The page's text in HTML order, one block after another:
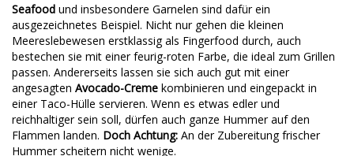
Seafood und insbesondere Garnelen sind dafür ein
ausgezeichnetes Beispiel. Nicht nur gehen die kleinen
Meereslebewesen erstklassig als Fingerfood durch, auch
bestechen sie mit einer feurig-roten Farbe, die ideal zum Grillen
passen. Andererseits lassen sie sich auch gut mit einer
angesagten Avocado-Creme kombinieren und eingepackt in
einer Taco-Hülle servieren. Wenn es etwas edler und
reichhaltiger sein soll, dürfen auch ganze Hummer auf den
Flammen landen. Doch Achtung: An der Zubereitung frischer
Hummer scheitern nicht wenige.